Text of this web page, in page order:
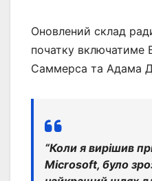
Оновлений склад
початку включатиме
Саммерса та Адама
“Коли я вирішив
Microsoft, було